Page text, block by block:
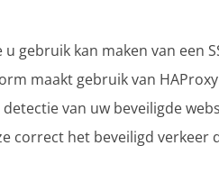
gebruik kan maken van een
maakt gebruik van
van uw beveiligde
correct het beveiligd verkeer